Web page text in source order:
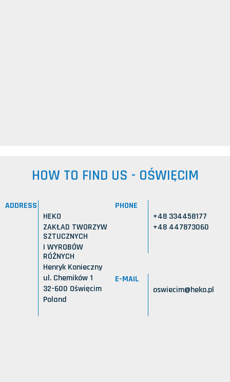
HOW TO FIND US - OŚWIĘCIM
ADDRESS
HEKO
ZAKŁAD TWORZYW
SZTUCZNYCH
I WYROBÓW
RÓŻNYCH
Henryk Konieczny
ul. Chemików 1
32-600 Oświęcim
Poland
PHONE
+48 334458177
+48 447873060
E-MAIL
oswiecim@heko.pl